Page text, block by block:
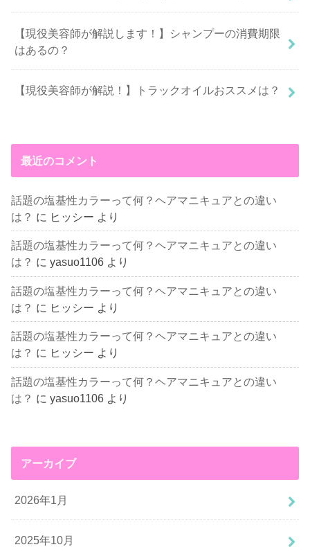
【現役美容師が解説します！】シャンプーの消費期限
はあるの？
【現役美容師が解説！】トラックオイルおススメは？
最近のコメント
話題の塩基性カラーって何？ヘアマニキュアとの違い
は？ に ヒッシー より
話題の塩基性カラーって何？ヘアマニキュアとの違い
は？ にyasuo1106 より
話題の塩基性カラーって何？ヘアマニキュアとの違い
は？ に ヒッシー より
話題の塩基性カラーって何？ヘアマニキュアとの違い
は？ に ヒッシー より
話題の塩基性カラーって何？ヘアマニキュアとの違い
は？ にyasuo1106 より
アーカイブ
2026年1月
2025年10月